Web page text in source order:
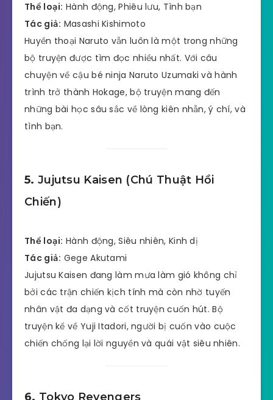
Thể loại: Hành động, Phiêu lưu, Tình bạn
Tác giả: Masashi Kishimoto
Huyền thoại Naruto vẫn luôn là một trong những
bộ truyện được tìm đọc nhiều nhất. Với câu
chuyện về cậu bé ninja Naruto Uzumaki và hành
trình trở thành Hokage, bộ truyện mang đến
những bài học sâu sắc về lòng kiên nhẫn, ý chí, và
tình bạn.
5. Jujutsu Kaisen (Chú Thuật Hồi
Chiến)
Thể loại: Hành động, Siêu nhiên, Kinh dị
Tác giả: Gege Akutami
Jujutsu Kaisen đang làm mưa làm gió không chỉ
bởi các trận chiến kịch tính mà còn nhờ tuyến
nhân vật đa dạng và cốt truyện cuốn hút. Bộ
truyện kể về Yuji Itadori, người bị cuốn vào cuộc
chiến chống lại lời nguyền và quái vật siêu nhiên.
6. Tokyo Revengers